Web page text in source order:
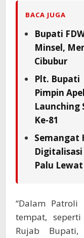
BACA JUGA
Bupati
Minsel,
Cibubur
Plt. Bupati
Pimpin
Launching
Ke-81
Semangat
Digitalisasi
Palu
“Dalam
tempat,
Rujab